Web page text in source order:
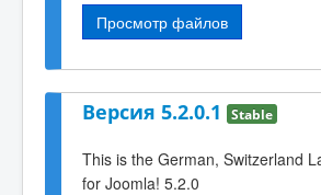
Просмотр файлов
Версия 5.2.0.1 Stable
This is the German, Switzerland
for Joomla! 5.2.0